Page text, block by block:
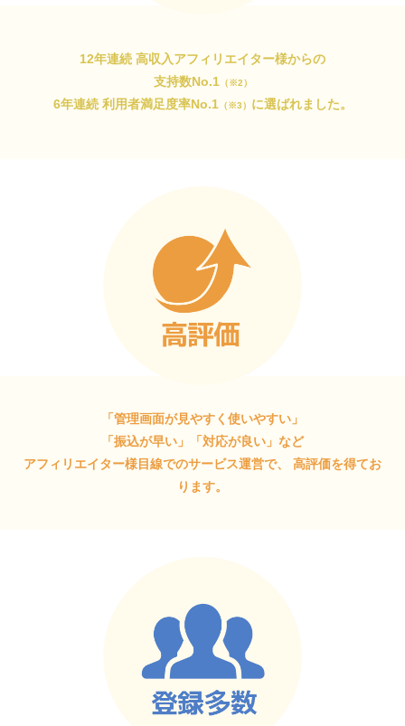
12年連続 高収入アフィリエイター様からの
支持数No.1（※2）
6年連続 利用者満足度率No.1（※3） に選ばれました。
「管理画面が見やすく使いやすい」
「振込が早い」「対応が良い」など
アフィリエイター様目線でのサービス運営で、
高評価を得てお
ります。